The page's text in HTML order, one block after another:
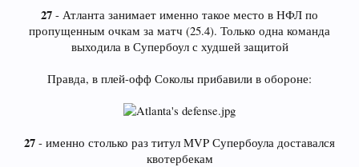
27 - Атланта занимает именно такое место в НФЛ по
пропущенным очкам за матч (25.4). Только одна команда
выходила в Супербоул с худшей защитой
Правда, в плей-офф Соколы прибавили в обороне:
27 - именно столько раз титул MVP Супербоула доставался
квотербекам